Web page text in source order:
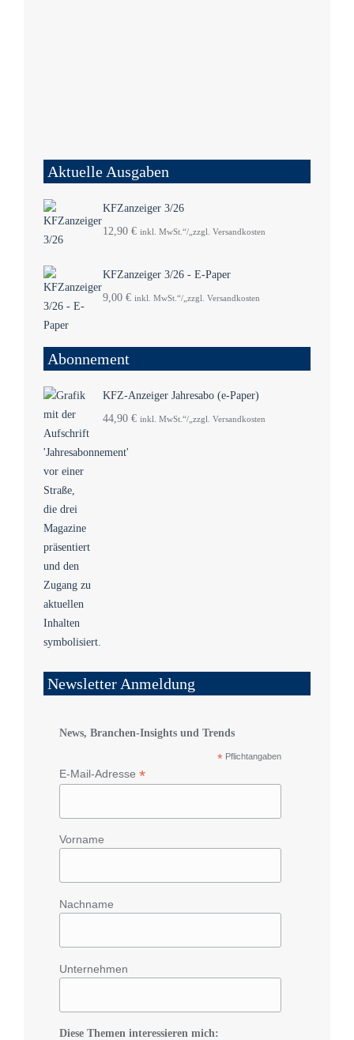
Aktuelle Ausgaben
KFZanzeiger 3/26
12,90 € inkl. MwSt.“/„zzgl. Versandkosten
KFZanzeiger 3/26 - E-Paper
9,00 € inkl. MwSt.“/„zzgl. Versandkosten
Abonnement
KFZ-Anzeiger Jahresabo (e-Paper)
44,90 € inkl. MwSt.“/„zzgl. Versandkosten
Newsletter Anmeldung
News, Branchen-Insights und Trends
* Pflichtangaben
E-Mail-Adresse *
Vorname
Nachname
Unternehmen
Diese Themen interessieren mich: